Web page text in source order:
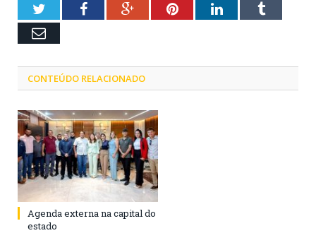
TwitterFacebookGoogle+PinterestLinkedInTumblr
Email
CONTEÚDO RELACIONADO
Agenda externa na capital do
estado